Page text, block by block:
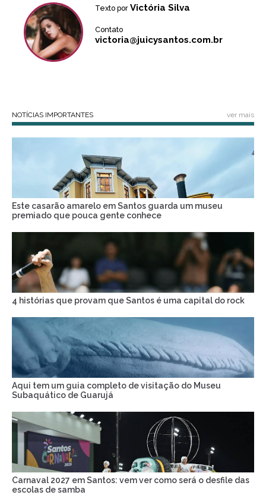
Texto por Victória Silva
Contato
victoria@juicysantos.com.br
NOTÍCIAS IMPORTANTES ver mais
Este casarão amarelo em Santos guarda um museu
premiado que pouca gente conhece
4 histórias que provam que Santos é uma capital do rock
Aqui tem um guia completo de visitação do Museu
Subaquático de Guarujá
Carnaval 2027 em Santos: vem ver como será o desfile das
escolas de samba